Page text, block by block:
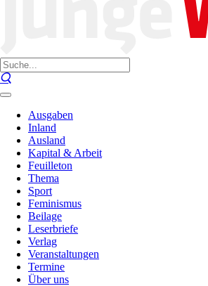
Ausgaben
Inland
Ausland
Kapital & Arbeit
Feuilleton
Thema
Sport
Feminismus
Beilage
Leserbriefe
Verlag
Veranstaltungen
Termine
Über uns